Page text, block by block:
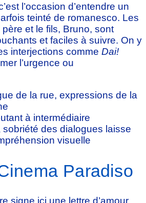
l’occasion d’entendre un
teinté de romanesco. Les
et le fils, Bruno, sont
et faciles à suivre. On y
interjections comme Dai!
l’urgence ou
de la rue, expressions de la
à intermédiaire
sobriété des dialogues laisse
visuelle
Paradiso